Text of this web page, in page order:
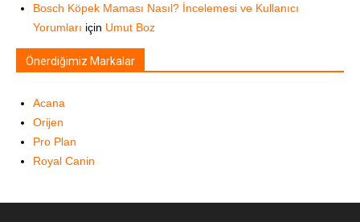
Bosch Köpek Maması Nasıl? İncelemesi ve Kullanıcı
Yorumları için Umut Boz
Önerdiğimiz Markalar
Acana
Orijen
Pro Plan
Royal Canin